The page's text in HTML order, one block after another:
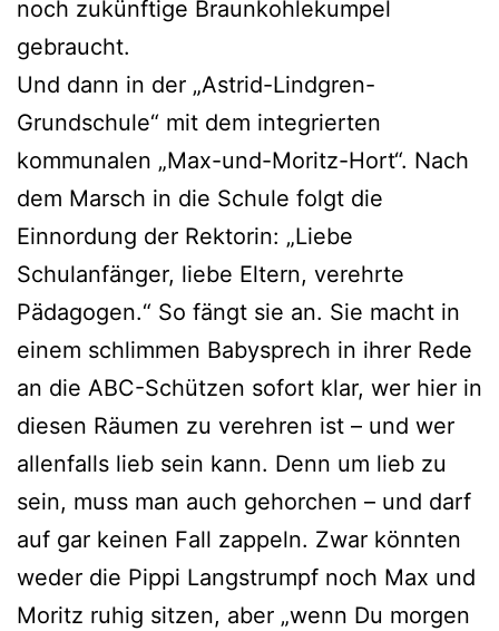
noch zukünftige Braunkohlekumpel
gebraucht.
Und dann in der „Astrid-Lindgren-
Grundschule“ mit dem integrierten
kommunalen „Max-und-Moritz-Hort“. Nach
dem Marsch in die Schule folgt die
Einnordung der Rektorin: „Liebe
Schulanfänger, liebe Eltern, verehrte
Pädagogen.“ So fängt sie an. Sie macht in
einem schlimmen Babysprech in ihrer Rede
an die ABC-Schützen sofort klar, wer hier in
diesen Räumen zu verehren ist – und wer
allenfalls lieb sein kann. Denn um lieb zu
sein, muss man auch gehorchen – und darf
auf gar keinen Fall zappeln. Zwar könnten
weder die Pippi Langstrumpf noch Max und
Moritz ruhig sitzen, aber „wenn Du morgen